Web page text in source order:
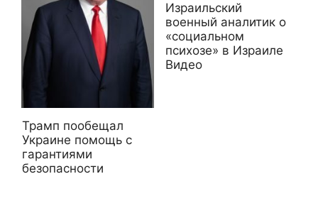
Трамп пообещал
Украине помощь с
гарантиями
безопасности
Израильский
военный аналитик о
«социальном
психозе» в Израиле
Видео